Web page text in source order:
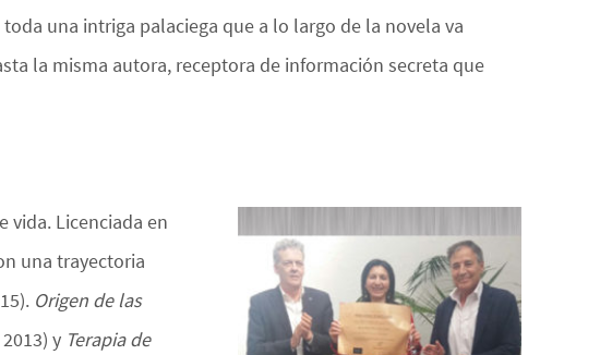
una intriga palaciega que a lo largo de la novela va
la misma autora, receptora de información secreta que
vida. Licenciada en
una trayectoria
Origen de las
y Terapia de